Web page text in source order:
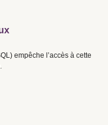
empêche l’accès à cette